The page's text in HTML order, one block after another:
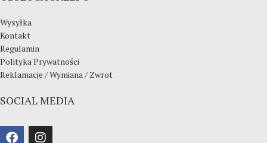
Wysyłka
Kontakt
Regulamin
Polityka Prywatności
Reklamacje / Wymiana / Zwrot
SOCIAL MEDIA